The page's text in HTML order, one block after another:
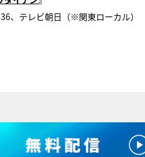
、テレビ朝日（※関東ローカル）